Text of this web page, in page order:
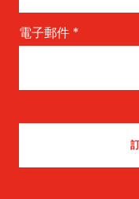
電子郵件 *